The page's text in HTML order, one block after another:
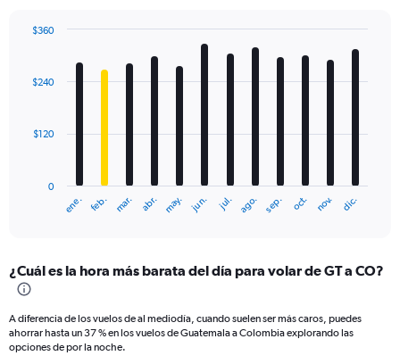
with
12
The
Range:
12
The
chart
ene. feb. mar. abr. may. jun. jul. ago. sep. oct. nov. dic.
0
$120
$240
$360
¿Cuál es la hora más barata del día para volar de GT a CO?
A diferencia de los vuelos de al mediodía, cuando suelen ser más caros, puedes
ahorrar hasta un 37 % en los vuelos de Guatemala a Colombia explorando las
opciones de por la noche.